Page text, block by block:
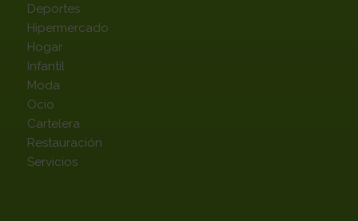
Deportes
Hipermercado
Hogar
Infantil
Moda
Ocio
Cartelera
Restauración
Servicios